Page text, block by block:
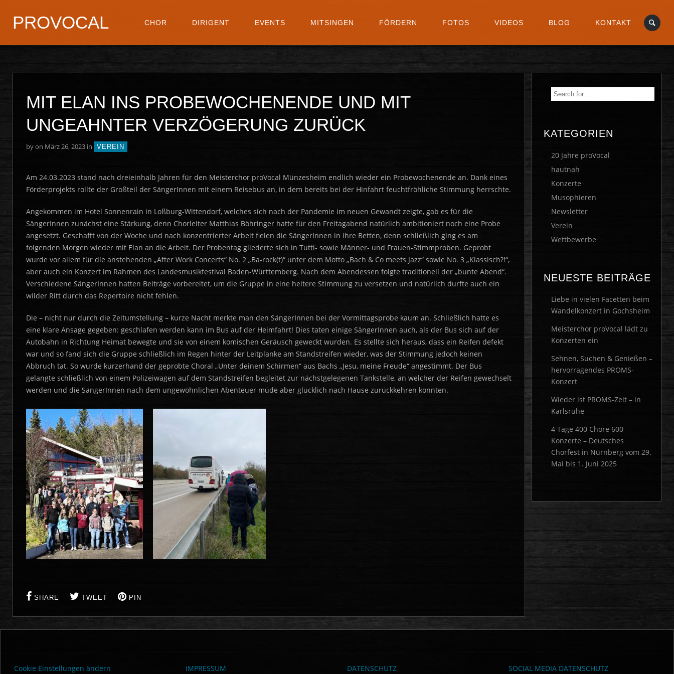
PROVOCAL CHOR DIRIGENT EVENTS MITSINGEN FÖRDERN FOTOS VIDEOS BLOG KONTAKT
MIT ELAN INS PROBEWOCHENENDE UND MIT
UNGEAHNTER VERZÖGERUNG ZURÜCK
byon März 26, 2023 in VEREIN
Am 24.03.2023 stand nach dreieinhalb Jahren für den Meisterchor proVocal Münzesheim endlich wieder ein Probewochenende an. Dank eines
Förderprojekts rollte der Großteil der SängerInnen mit einem Reisebus an, in dem bereits bei der Hinfahrt feuchtfröhliche Stimmung herrschte.
Angekommen im Hotel Sonnenrain in Loßburg-Wittendorf, welches sich nach der Pandemie im neuen Gewandt zeigte, gab es für die
SängerInnen zunächst eine Stärkung, denn Chorleiter Matthias Böhringer hatte für den Freitagabend natürlich ambitioniert noch eine Probe
angesetzt. Geschafft von der Woche und nach konzentrierter Arbeit fielen die SängerInnen in ihre Betten, denn schließlich ging es am
folgenden Morgen wieder mit Elan an die Arbeit. Der Probentag gliederte sich in Tutti- sowie Männer- und Frauen-Stimmproben. Geprobt
wurde vor allem für die anstehenden „After Work Concerts“ No. 2 „Ba-rock(t)“ unter dem Motto „Bach & Co meets Jazz“ sowie No. 3 „Klassisch?!“,
aber auch ein Konzert im Rahmen des Landesmusikfestival Baden-Württemberg. Nach dem Abendessen folgte traditionell der „bunte Abend“.
Verschiedene SängerInnen hatten Beiträge vorbereitet, um die Gruppe in eine heitere Stimmung zu versetzen und natürlich durfte auch ein
wilder Ritt durch das Repertoire nicht fehlen.
Die – nicht nur durch die Zeitumstellung – kurze Nacht merkte man den SängerInnen bei der Vormittagsprobe kaum an. Schließlich hatte es
eine klare Ansage gegeben: geschlafen werden kann im Bus auf der Heimfahrt! Dies taten einige SängerInnen auch, als der Bus sich auf der
Autobahn in Richtung Heimat bewegte und sie von einem komischen Geräusch geweckt wurden. Es stellte sich heraus, dass ein Reifen defekt
war und so fand sich die Gruppe schließlich im Regen hinter der Leitplanke am Standstreifen wieder, was der Stimmung jedoch keinen
Abbruch tat. So wurde kurzerhand der geprobte Choral „Unter deinem Schirmen“ aus Bachs „Jesu, meine Freude“ angestimmt. Der Bus
gelangte schließlich von einem Polizeiwagen auf dem Standstreifen begleitet zur nächstgelegenen Tankstelle, an welcher der Reifen gewechselt
werden und die SängerInnen nach dem ungewöhnlichen Abenteuer müde aber glücklich nach Hause zurückkehren konnten.
SHARE TWEET PIN
KATEGORIEN
20 Jahre proVocal
hautnah
Konzerte
Musophieren
Newsletter
Verein
Wettbewerbe
NEUESTE BEITRÄGE
Liebe in vielen Facetten beim
Wandelkonzert in Gochsheim
Meisterchor proVocal lädt zu
Konzerten ein
Sehnen, Suchen & Genießen –
hervorragendes PROMS-
Konzert
Wieder ist PROMS-Zeit – in
Karlsruhe
4 Tage 400 Chöre 600
Konzerte – Deutsches
Chorfest in Nürnberg vom 29.
Mai bis 1. Juni 2025
Cookie Einstellungen ändern IMPRESSUM DATENSCHUTZ SOCIAL MEDIA DATENSCHUTZ